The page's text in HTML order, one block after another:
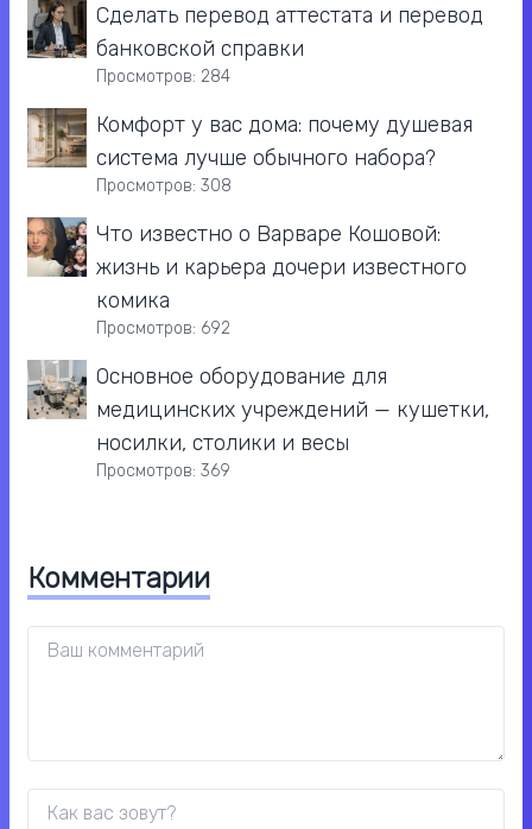
Сделать перевод аттестата и перевод
банковской справки
Просмотров: 284
Комфорт у вас дома: почему душевая
система лучше обычного набора?
Просмотров: 308
Что известно о Варваре Кошовой:
жизнь и карьера дочери известного
комика
Просмотров: 692
Основное оборудование для
медицинских учреждений — кушетки,
носилки, столики и весы
Просмотров: 369
Комментарии